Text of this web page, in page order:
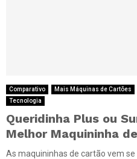
Comparativo Mais Máquinas de Cartões
Tecnologia
Queridinha Plus ou
Melhor Maquininha
As maquininhas de cartão vem